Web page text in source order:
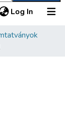
Log In (current)